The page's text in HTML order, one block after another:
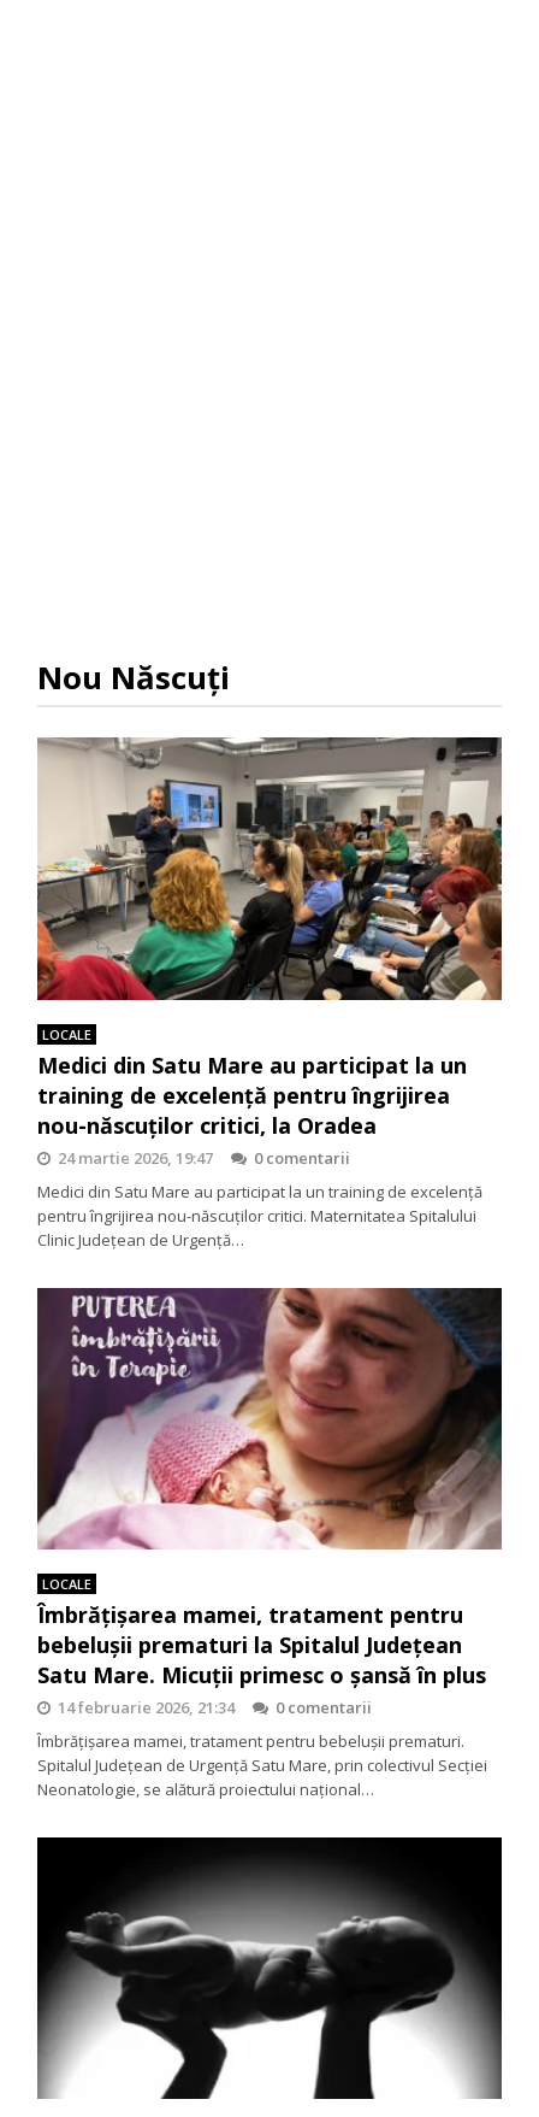
Nou Născuți
LOCALE
Medici din Satu Mare au participat la un
training de excelență pentru îngrijirea
nou-născuților critici, la Oradea
24 martie 2026, 19:47
0 comentarii
Medici din Satu Mare au participat la un training de excelență
pentru îngrijirea nou-născuților critici. Maternitatea Spitalului
Clinic Județean de Urgență…
LOCALE
Îmbrățișarea mamei, tratament pentru
bebelușii prematuri la Spitalul Județean
Satu Mare. Micuții primesc o șansă în plus
14 februarie 2026, 21:34
0 comentarii
Îmbrățișarea mamei, tratament pentru bebelușii prematuri.
Spitalul Județean de Urgență Satu Mare, prin colectivul Secției
Neonatologie, se alătură proiectului național…